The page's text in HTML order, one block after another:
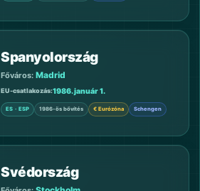
Spanyolország
Főváros: Madrid
EU-csatlakozás 1986. január 1.
ES · ESP 1986-ös bővítés € Eurózóna Schengen
Svédország